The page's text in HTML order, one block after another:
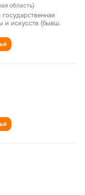
область)
и искусств (бывш.